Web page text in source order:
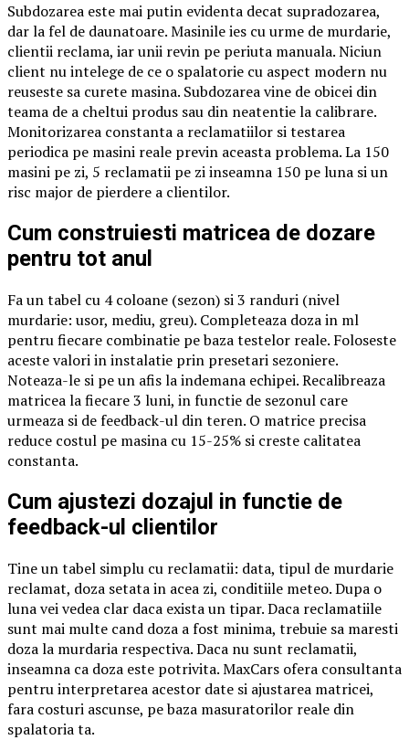
Subdozarea este mai putin evidenta decat supradozarea,
dar la fel de daunatoare. Masinile ies cu urme de murdarie,
clientii reclama, iar unii revin pe periuta manuala. Niciun
client nu intelege de ce o spalatorie cu aspect modern nu
reuseste sa curete masina. Subdozarea vine de obicei din
teama de a cheltui produs sau din neatentie la calibrare.
Monitorizarea constanta a reclamatiilor si testarea
periodica pe masini reale previn aceasta problema. La 150
masini pe zi, 5 reclamatii pe zi inseamna 150 pe luna si un
risc major de pierdere a clientilor.
Cum construiesti matricea de dozare
pentru tot anul
Fa un tabel cu 4 coloane (sezon) si 3 randuri (nivel
murdarie: usor, mediu, greu). Completeaza doza in ml
pentru fiecare combinatie pe baza testelor reale. Foloseste
aceste valori in instalatie prin presetari sezoniere.
Noteaza-le si pe un afis la indemana echipei. Recalibreaza
matricea la fiecare 3 luni, in functie de sezonul care
urmeaza si de feedback-ul din teren. O matrice precisa
reduce costul pe masina cu 15-25% si creste calitatea
constanta.
Cum ajustezi dozajul in functie de
feedback-ul clientilor
Tine un tabel simplu cu reclamatii: data, tipul de murdarie
reclamat, doza setata in acea zi, conditiile meteo. Dupa o
luna vei vedea clar daca exista un tipar. Daca reclamatiile
sunt mai multe cand doza a fost minima, trebuie sa maresti
doza la murdaria respectiva. Daca nu sunt reclamatii,
inseamna ca doza este potrivita. MaxCars ofera consultanta
pentru interpretarea acestor date si ajustarea matricei,
fara costuri ascunse, pe baza masuratorilor reale din
spalatoria ta.